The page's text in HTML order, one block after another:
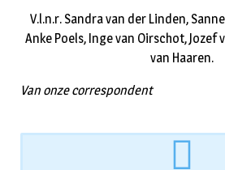
V.l.n.r. Sandra van der Linden,
Anke Poels, Inge van Oirschot, Jozef
van Haaren.
Van onze correspondent